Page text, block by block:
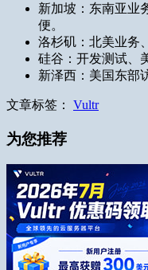
新加坡：东南亚业
便。
洛杉矶：北美业务
硅谷：开发测试、
新泽西：美国东部
文章标签： Vultr
为您推荐